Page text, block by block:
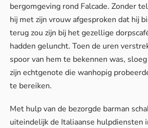
bergomgeving rond Falcade. Zonder
hij met zijn vrouw afgesproken dat hij
terug zou zijn bij het gezellige
hadden geluncht. Toen de uren
spoor van hem te bekennen was,
zijn echtgenote die wanhopig
te bereiken.
Met hulp van de bezorgde barman
uiteindelijk de Italiaanse hulpdiensten